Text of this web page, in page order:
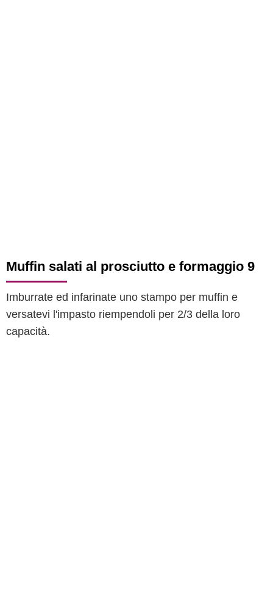
Muffin salati al prosciutto e formaggio 9
Imburrate ed infarinate uno stampo per muffin e
versatevi l'impasto riempendoli per 2/3 della loro
capacità.